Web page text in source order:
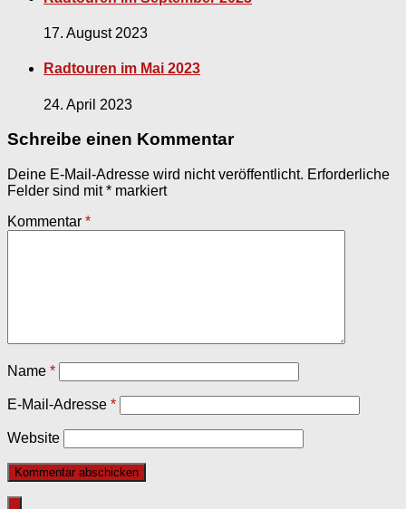
17. August 2023
Radtouren im Mai 2023
24. April 2023
Schreibe einen Kommentar
Deine E-Mail-Adresse wird nicht veröffentlicht. Erforderliche
Felder sind mit* markiert
Kommentar *
Name *
E-Mail-Adresse *
Website